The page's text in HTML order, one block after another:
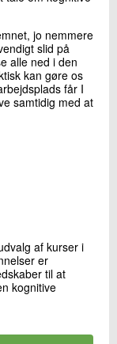
jo nemmere
slid på
alle ned i den
kan gøre os
får I
samtidig med at
af kurser i
er
til at
kognitive